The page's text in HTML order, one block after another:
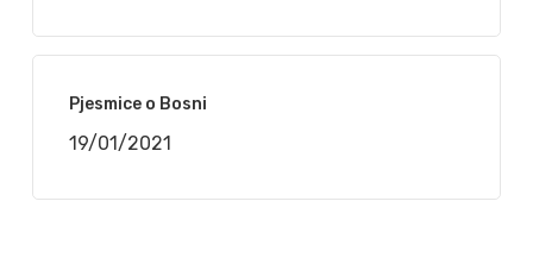
Pjesmice o Bosni
19/01/2021